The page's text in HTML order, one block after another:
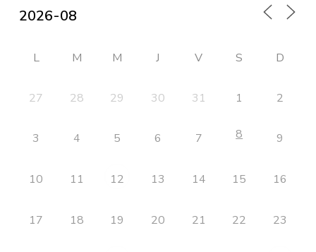
L M M J V S D
27 28 29 30 31 1 2
3 4 5 6 7 8 9
10 11 12 13 14 15 16
17 18 19 20 21 22 23